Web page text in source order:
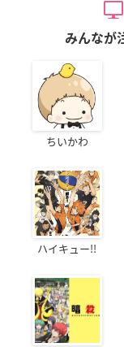
みんなが
ちいかわ
ハイキュー!!